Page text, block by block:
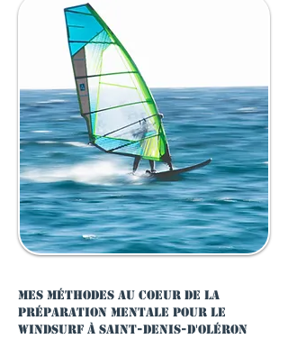
Mes méthodes au coeur de la
préparation mentale pour le
windsurf à Saint-Denis-d'Oléron